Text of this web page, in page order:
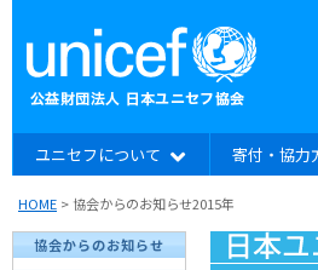
ユニセフについて 寄付・協力
HOME > 協会からのお知らせ2015年
協会からのお知らせ